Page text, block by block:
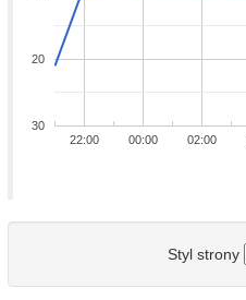
22:00 00:00 02:00
20
30
Styl strony